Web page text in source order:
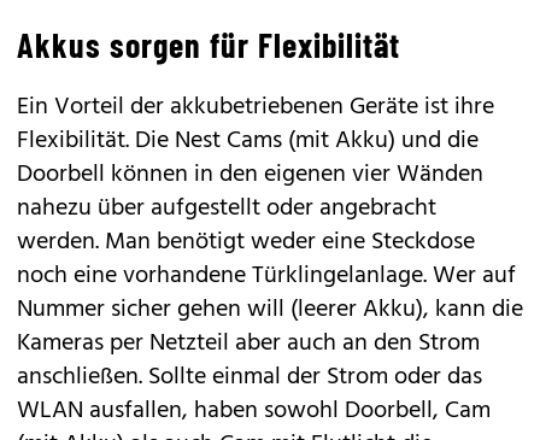
Akkus sorgen für Flexibilität
Ein Vorteil der akkubetriebenen Geräte ist ihre
Flexibilität. Die Nest Cams (mit Akku) und die
Doorbell können in den eigenen vier Wänden
nahezu über aufgestellt oder angebracht
werden. Man benötigt weder eine Steckdose
noch eine vorhandene Türklingelanlage. Wer auf
Nummer sicher gehen will (leerer Akku), kann die
Kameras per Netzteil aber auch an den Strom
anschließen. Sollte einmal der Strom oder das
WLAN ausfallen, haben sowohl Doorbell, Cam